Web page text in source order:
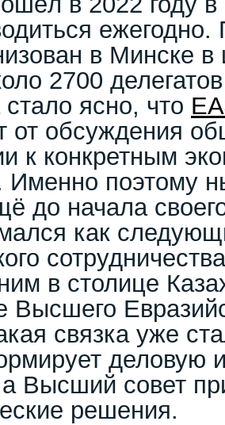
в Минске
2700
ясно, что
от обсуждения
к конкретным
Именно поэтому
до начала
как
в столице
Высшего
связка уже
деловую
а Высший совет
решения.